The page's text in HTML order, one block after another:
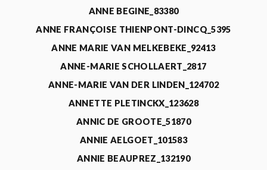
ANNE BEGINE_83380
ANNE FRANÇOISE THIENPONT-DINCQ_5395
ANNE MARIE VAN MELKEBEKE_92413
ANNE-MARIE SCHOLLAERT_2817
ANNE-MARIE VAN DER LINDEN_124702
ANNETTE PLETINCKX_123628
ANNIC DE GROOTE_51870
ANNIE AELGOET_101583
ANNIE BEAUPREZ_132190